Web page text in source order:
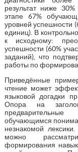
результат ниже
этапе 67%
уровней успешности
единиц). В
к исходному:
успешности (60%
заданий), что
работы по
Приведённые
чтение может
языковой догадки
Опора на
обучающимся
незнакомой
можно
формирования